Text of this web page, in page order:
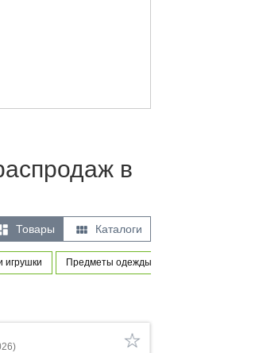
в
Товары  Каталоги
игрушки Предметы одежды и принадлежности